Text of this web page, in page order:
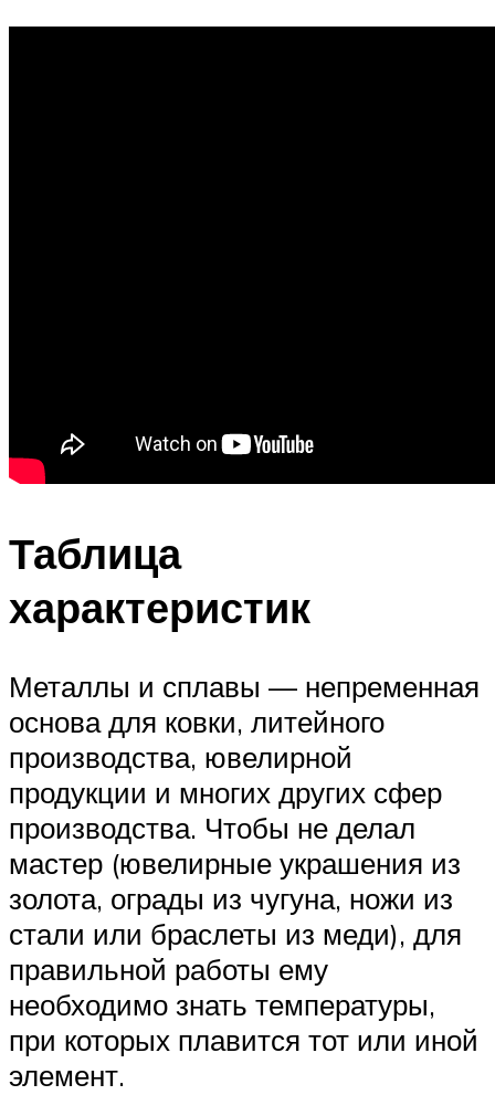
Таблица
характеристик
Металлы и сплавы — непременная
основа для ковки, литейного
производства, ювелирной
продукции и многих других сфер
производства. Чтобы не делал
мастер (ювелирные украшения из
золота, ограды из чугуна, ножи из
стали или браслеты из меди), для
правильной работы ему
необходимо знать температуры,
при которых плавится тот или иной
элемент.